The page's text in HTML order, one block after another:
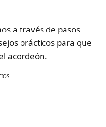
a través de pasos
prácticos para que
acordeón.